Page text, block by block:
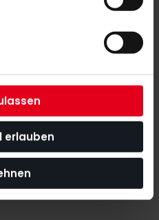
erlauben
auf den neuesten Stand